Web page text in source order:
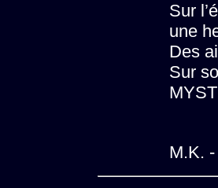
Sur
une
Des
Sur
M.K.